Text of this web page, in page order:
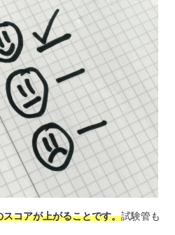
スコアが上がることです。試験管も